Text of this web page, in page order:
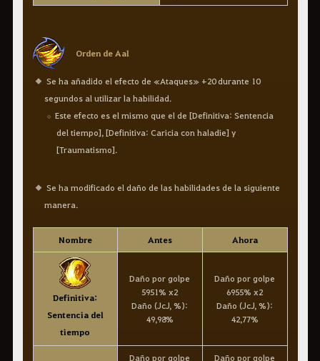
Orden de Aal
Se ha añadido el efecto de «Ataques» +20 durante 10
segundos al utilizar la habilidad.
Este efecto es el mismo que el de [Definitiva: Sentencia
del tiempo], [Definitiva: Caricia con haladie] y
[Traumatismo].
Se ha modificado el daño de las habilidades de la siguiente
manera.
Nombre Antes Ahora
Definitiva:
Sentencia del
tiempo
Daño por golpe
5951% x2
Daño (JcJ, %):
49,98%
Daño por golpe
6955% x2
Daño (JcJ, %):
42,77%
Daño por golpe
Daño por golpe